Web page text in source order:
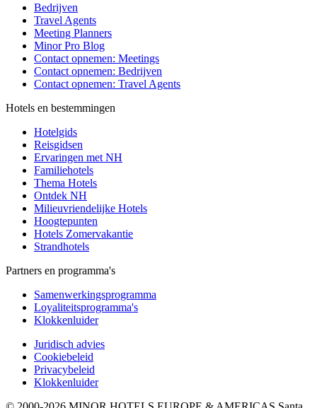
Bedrijven
Travel Agents
Meeting Planners
Minor Pro Blog
Contact opnemen: Meetings
Contact opnemen: Bedrijven
Contact opnemen: Travel Agents
Hotels en bestemmingen
Hotelgids
Reisgidsen
Ervaringen met NH
Familiehotels
Thema Hotels
Ontdek NH
Milieuvriendelijke Hotels
Hoogtepunten
Hotels Zomervakantie
Strandhotels
Partners en programma's
Samenwerkingsprogramma
Loyaliteitsprogramma's
Klokkenluider
Juridisch advies
Cookiebeleid
Privacybeleid
Klokkenluider